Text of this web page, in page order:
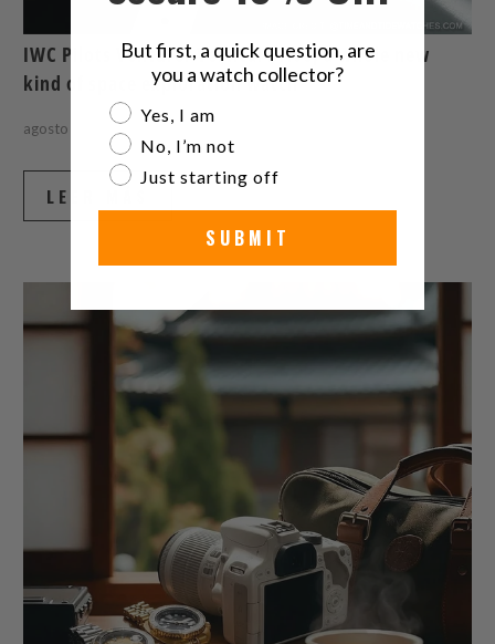
IWC Pilots Venturer Vertical Drive, a whole new
kind of space exploration watch
agosto 06, 2026 6 min leer
LEER MÁS
But first, a quick question, are
you a watch collector?
Are you a watch collector?
Yes, I am
No, I’m not
Just starting off
SUBMIT